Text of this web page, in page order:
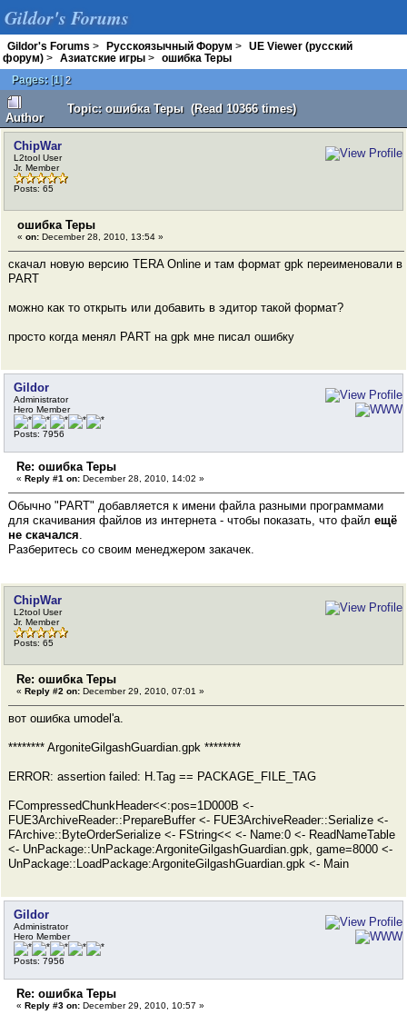
Gildor's Forums
Gildor's Forums > Русскоязычный Форум >
UE Viewer (русский
форум) > Азиатские игры >
ошибка Теры
Pages: [1]2
Author
Topic: ошибка Теры (Read 10366 times)
ChipWar
L2tool User
Jr. Member
Posts: 65
ошибка Теры
« on: December 28, 2010, 13:54 »
скачал новую версию TERA Online и там формат gpk переименовали в
PART
можно как то открыть или добавить в эдитор такой формат?
просто когда менял PART на gpk мне писал ошибку
Gildor
Administrator
Hero Member
Posts: 7956
Re: ошибка Теры
« Reply #1 on: December 28, 2010, 14:02 »
Обычно "PART" добавляется к имени файла разными программами
для скачивания файлов из интернета - чтобы показать, что файл ещё
не скачался.
Разберитесь со своим менеджером закачек.
ChipWar
L2tool User
Jr. Member
Posts: 65
Re: ошибка Теры
« Reply #2 on: December 29, 2010, 07:01 »
вот ошибка umodel'a.
******** ArgoniteGilgashGuardian.gpk ********
ERROR: assertion failed: H.Tag == PACKAGE_FILE_TAG
FCompressedChunkHeader<<:pos=1D000B <-
FUE3ArchiveReader::PrepareBuffer <- FUE3ArchiveReader::Serialize <-
FArchive::ByteOrderSerialize <- FString<< <- Name:0 <- ReadNameTable
<- UnPackage::UnPackage:ArgoniteGilgashGuardian.gpk, game=8000 <-
UnPackage::LoadPackage:ArgoniteGilgashGuardian.gpk <- Main
Gildor
Administrator
Hero Member
Posts: 7956
Re: ошибка Теры
« Reply #3 on: December 29, 2010, 10:57 »